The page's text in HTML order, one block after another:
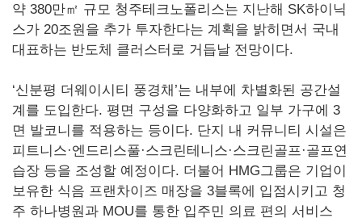
약 380만㎡ 규모 청주테크노폴리스는 지난해 SK하이닉
스가 20조원을 추가 투자한다는 계획을 밝히면서 국내
대표하는 반도체 클러스터로 거듭날 전망이다.
‘신분평 더웨이시티 풍경채’는 내부에 차별화된 공간설
계를 도입한다. 평면 구성을 다양화하고 일부 가구에 3
면 발코니를 적용하는 등이다. 단지 내 커뮤니티 시설은
피트니스·엔드리스풀·스크린테니스·스크린골프·골프연
습장 등을 조성할 예정이다. 더불어 HMG그룹은 기업이
보유한 식음 프랜차이즈 매장을 3블록에 입점시키고 청
주 하나병원과 MOU를 통한 입주민 의료 편의 서비스